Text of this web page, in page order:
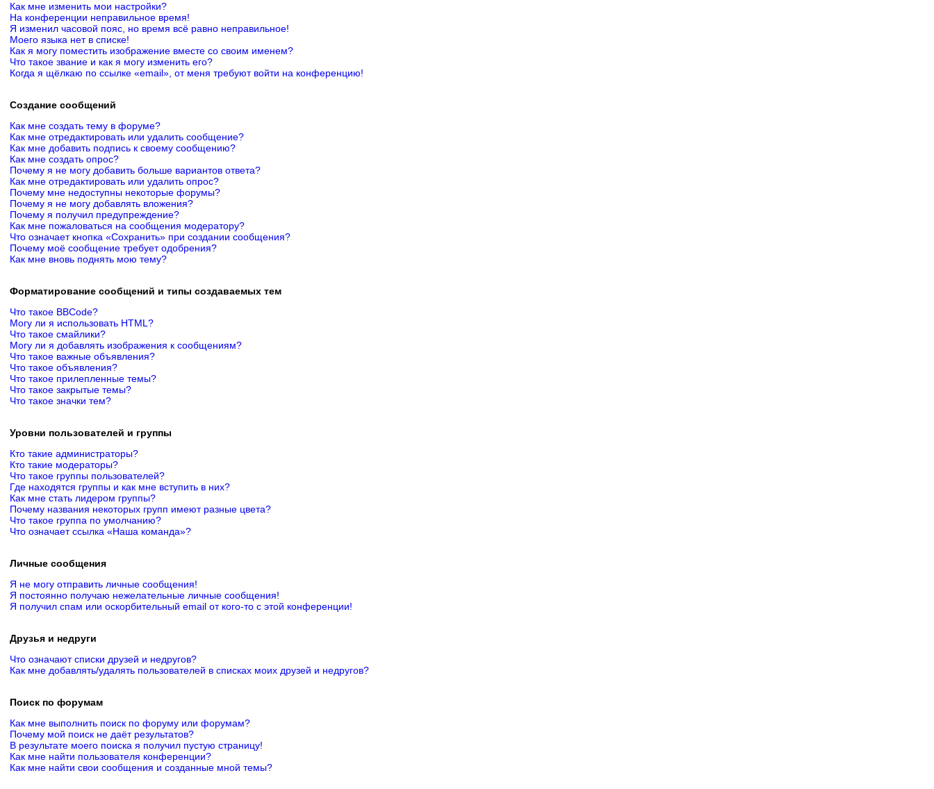
Как мне изменить мои настройки?
На конференции неправильное время!
Я изменил часовой пояс, но время всё равно неправильное!
Моего языка нет в списке!
Как я могу поместить изображение вместе со своим именем?
Что такое звание и как я могу изменить его?
Когда я щёлкаю по ссылке «email», от меня требуют войти на конференцию!
Создание сообщений
Как мне создать тему в форуме?
Как мне отредактировать или удалить сообщение?
Как мне добавить подпись к своему сообщению?
Как мне создать опрос?
Почему я не могу добавить больше вариантов ответа?
Как мне отредактировать или удалить опрос?
Почему мне недоступны некоторые форумы?
Почему я не могу добавлять вложения?
Почему я получил предупреждение?
Как мне пожаловаться на сообщения модератору?
Что означает кнопка «Сохранить» при создании сообщения?
Почему моё сообщение требует одобрения?
Как мне вновь поднять мою тему?
Форматирование сообщений и типы создаваемых тем
Что такое BBCode?
Могу ли я использовать HTML?
Что такое смайлики?
Могу ли я добавлять изображения к сообщениям?
Что такое важные объявления?
Что такое объявления?
Что такое прилепленные темы?
Что такое закрытые темы?
Что такое значки тем?
Уровни пользователей и группы
Кто такие администраторы?
Кто такие модераторы?
Что такое группы пользователей?
Где находятся группы и как мне вступить в них?
Как мне стать лидером группы?
Почему названия некоторых групп имеют разные цвета?
Что такое группа по умолчанию?
Что означает ссылка «Наша команда»?
Личные сообщения
Я не могу отправить личные сообщения!
Я постоянно получаю нежелательные личные сообщения!
Я получил спам или оскорбительный email от кого-то с этой конференции!
Друзья и недруги
Что означают списки друзей и недругов?
Как мне добавлять/удалять пользователей в списках моих друзей и недругов?
Поиск по форумам
Как мне выполнить поиск по форуму или форумам?
Почему мой поиск не даёт результатов?
В результате моего поиска я получил пустую страницу!
Как мне найти пользователя конференции?
Как мне найти свои сообщения и созданные мной темы?